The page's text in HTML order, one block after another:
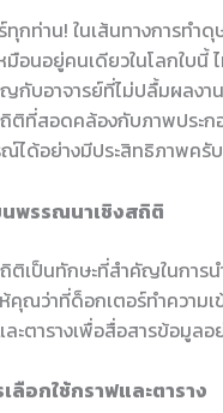
กท่าน! ในเส้นทางการทำ
อนอยู่คนเดียวในโลกใบนี้ ไ
กับอาจารย์ที่ไม่ปลื้มผลงา
ติที่สอดคล้องกับภาพประ
ณ์ได้อย่างมีประสิทธิภาพครั
นพรรณนาเชิงสถิติ
เป็นทักษะที่สำคัญในการน
คุณว่าที่ด็อกเตอร์ทำความเ
ะตารางเพื่อสื่อสารข้อมูล
ลือกใช้กราฟและตาราง